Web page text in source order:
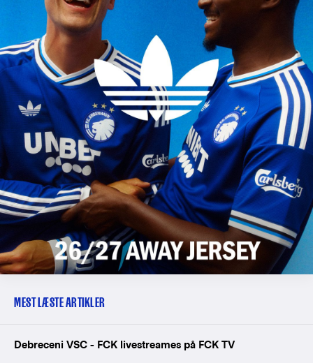
MEST LÆSTE ARTIKLER
Debreceni VSC - FCK livestreames på FCK TV